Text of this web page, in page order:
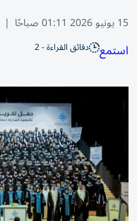
15 يونيو 2026 01:11 صباحًا |
استمع دقائق القراءة - 2